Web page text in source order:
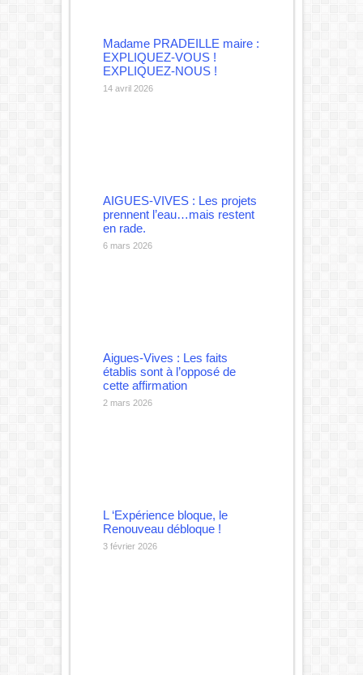
Madame PRADEILLE maire :
EXPLIQUEZ-VOUS !
EXPLIQUEZ-NOUS !
14 avril 2026
AIGUES-VIVES : Les projets
prennent l’eau…mais restent
en rade.
6 mars 2026
Aigues-Vives : Les faits
établis sont à l’opposé de
cette affirmation
2 mars 2026
L ‘Expérience bloque, le
Renouveau débloque !
3 février 2026